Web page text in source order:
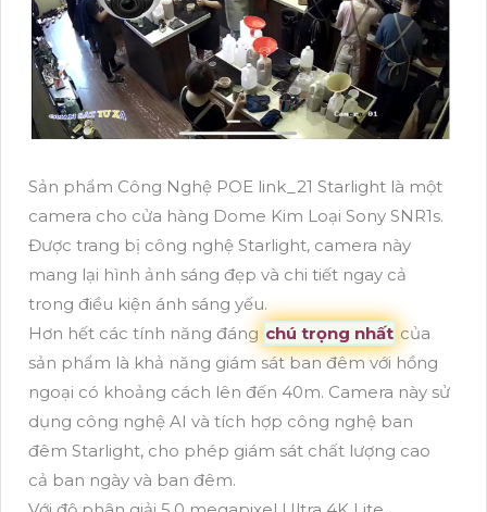
Sản phẩm Công Nghệ POE link_21 Starlight là một
camera cho cửa hàng Dome Kim Loại Sony SNR1s.
Được trang bị công nghệ Starlight, camera này
mang lại hình ảnh sáng đẹp và chi tiết ngay cả
trong điều kiện ánh sáng yếu.
Hơn hết các tính năng đáng chú trọng nhất của
sản phẩm là khả năng giám sát ban đêm với hồng
ngoại có khoảng cách lên đến 40m. Camera này sử
dụng công nghệ AI và tích hợp công nghệ ban
đêm Starlight, cho phép giám sát chất lượng cao
cả ban ngày và ban đêm.